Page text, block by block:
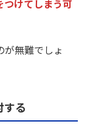
つけてしまう可
無難でしょ
する